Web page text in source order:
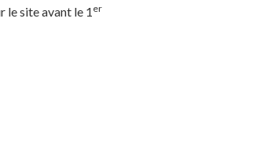
le site avant le 1 er